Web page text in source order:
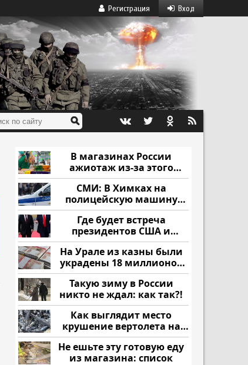
Вход
Регистрация
В магазинах России
ажиотаж из-за этого
продукта: что купить?
СМИ: В Химках на
полицейскую машину
напали и подожгли.
Где будет встреча
президентов США и
России: Европа?
На Урале из казны были
украдены 18 миллионов
рублей
Такую зиму в России
никто не ждал: как так?!
Как выглядит место
крушение вертолета на
Кавказе: смотреть
Не ешьте эту готовую еду
из магазина: список